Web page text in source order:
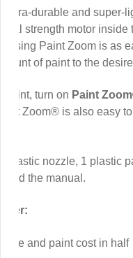
ultra-durable and super-
strength motor
Using Paint Zoom is as
of paint to the
turn on Paint
Zoom® is also easy
plastic nozzle, 1 plastic
the manual.
and paint cost in half